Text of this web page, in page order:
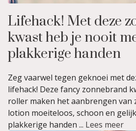
Lifehack! Met deze
kwast heb je nooit
plakkerige handen
Zeg vaarwel tegen geknoei met
lifehack! Deze fancy zonnebrand
roller maken het aanbrengen van
lotion moeiteloos, schoon en
plakkerige handen ... Lees meer